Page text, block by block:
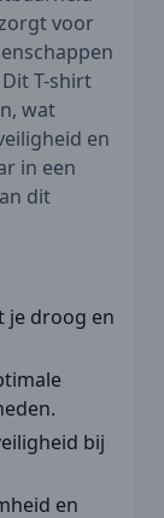
voor
T-shirt
wat
en
in een
dit
je droog en
bij
en